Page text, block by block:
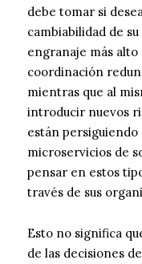
debe tomar si
cambiabilidad de
engranaje más
coordinación
mientras que al
introducir nuevos
están persiguiendo
microservicios de
pensar en estos
través de sus
Esto no significa
de las decisiones